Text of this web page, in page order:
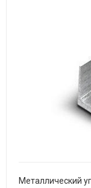
Металлический